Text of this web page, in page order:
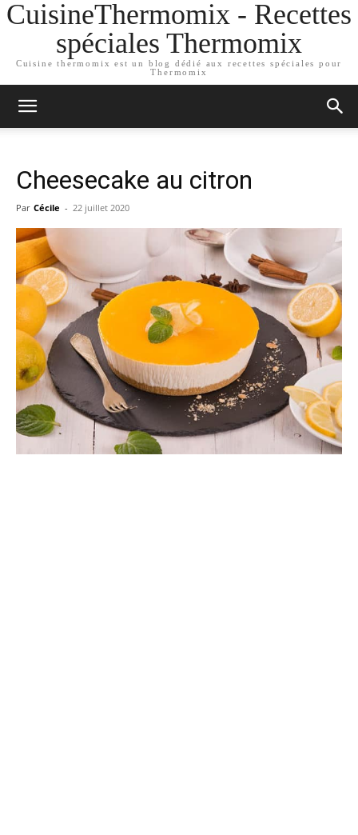
CuisineThermomix - Recettes
spéciales Thermomix
Cuisine thermomix est un blog dédié aux recettes spéciales pour
Thermomix
Cheesecake au citron
Par Cécile - 22 juillet 2020